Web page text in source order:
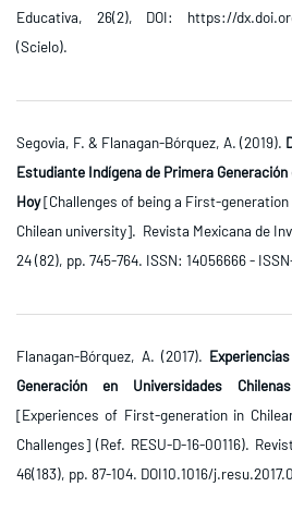
Educativa, 26(2), DOI: https://
(Scielo).
Segovia, F. & Flanagan-Bórquez, A. (2019).
Estudiante Indígena de Primera
Hoy[Challenges of being a First-
Chilean university]. Revista Mexicana de
24 (82), pp. 745-764. ISSN: 14056666 -
Flanagan-Bórquez, A. (2017).
Generación en Universidades
[Experiences of First-generation in
Challenges] (Ref. RESU-D-16-00116).
46(183), pp. 87-104. DOI10.1016/